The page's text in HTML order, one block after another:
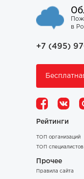
в
+7 (495)
Рейтинги
ТОП организаций
ТОП специалистов
Прочее
Правила сайта